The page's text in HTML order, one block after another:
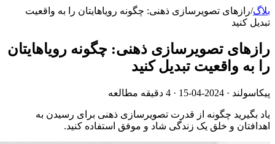
بلاگ/رازهای تصویرسازی ذهنی: چگونه رویاهایتان را به واقعیت
تبدیل کنید
رازهای تصویرسازی ذهنی: چگونه رویاهایتان
را به واقعیت تبدیل کنید
پیکاسولند · 2024-04-15 · 4 دقیقه مطالعه
یاد بگیرید چگونه از قدرت تصویرسازی ذهنی برای رسیدن به
اهدافتان و خلق یک زندگی شاد و موفق استفاده کنید.